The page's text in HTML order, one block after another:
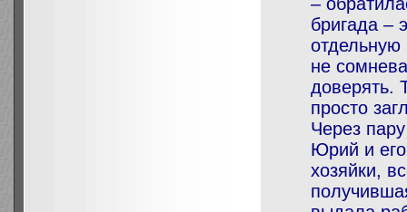
бригада –
отдельную
не
доверять.
просто
Через
Юрий и
хозяйки,